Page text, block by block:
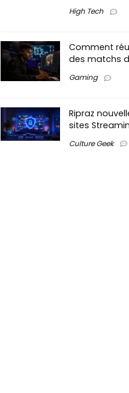
High Tech
Comment
des matchs
Gaming
Ripraz
sites
Culture Geek